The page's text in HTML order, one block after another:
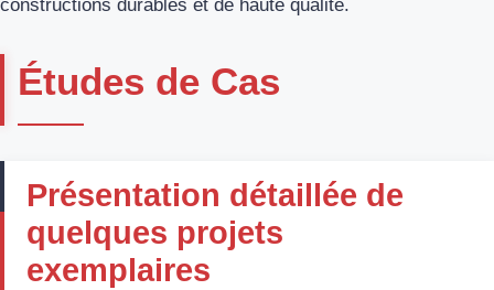
constructions durables et de haute qualité.
Études de Cas
Présentation détaillée de
quelques projets
exemplaires